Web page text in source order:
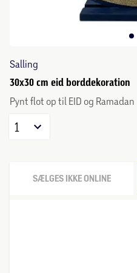
Salling
30x30 cm eid borddekoration
Pynt flot op til EID og Ramadan
1
SÆLGES IKKE ONLINE